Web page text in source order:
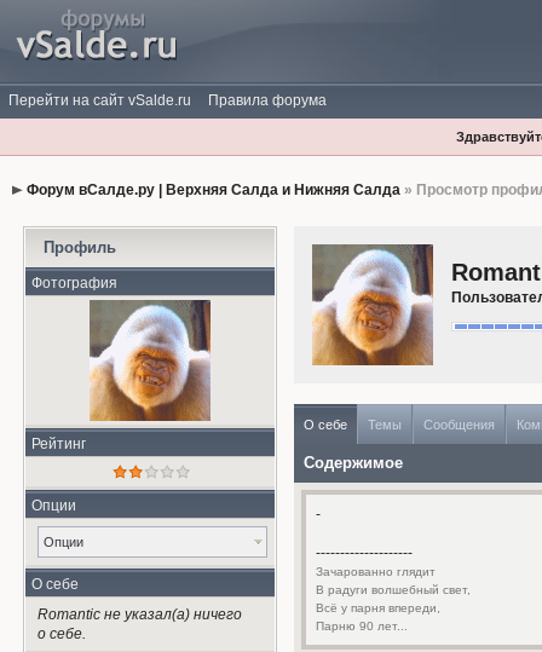
Перейти на сайт vSalde.ru Правила форума
Форум вСалде.ру | Верхняя Салда и Нижняя Салда» Просмотр
Профиль
Фотография
Рейтинг
Опции
Опции
О себе
Romantic не указал(а) ничего
о себе.
О себе Темы Сообщения
Содержимое
-
--------------------
Зачарованно глядит
В радуги волшебный свет,
Всё у парня впереди,
Парню 90 лет...